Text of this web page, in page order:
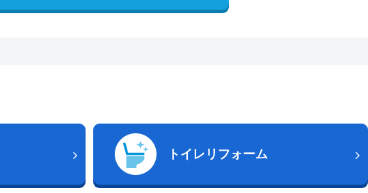
トイレリフォーム